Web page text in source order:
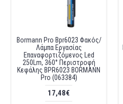
Bormann Pro Bpr6023 Φακός/
Λάμπα Εργασίας
Επαναφορτιζόμενος Led
250Lm, 360° Περιστροφή
Κεφάλης BPR6023 BORMANN
Pro (063384)
17,48€